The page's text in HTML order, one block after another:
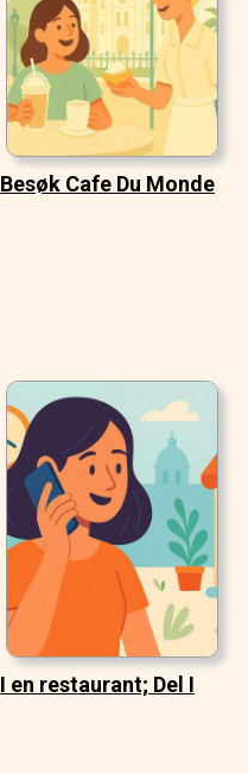
Besøk Cafe Du Monde
I en restaurant; Del I